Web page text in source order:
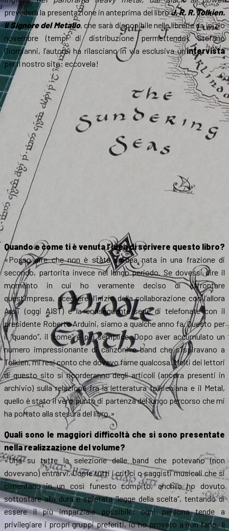
prevederà la presentazione in anteprima del libroJ. R. R. Tolkien.
Il Signore del Metallo, che sarà disponibile nelle librerie da inizio
novembre (tempi di distribuzione permettendo). Stefano
Giorgianni, l’autore, ha rilasciano in via esclusiva un’intervista
per il nostro sito: eccovela!
Quando e come ti è venuta l’idea di scrivere questo libro?
«Posso dire che non è stata un’idea nata in una frazione di
secondo, partorita invece nel lungo periodo. Se dovessi dire il
momento in cui ho veramente deciso di affrontare
quest’impresa, sceglierei l’inizio della collaborazione con l’allora
ArsT (oggi AIST) e la conseguente serie di telefonate con il
presidente Roberto Arduini, siamo a qualche anno fa. Questo per
il “quando”, il “come” è più semplice. Dopo aver accumulato un
numero impressionante di canzoni e band che s’ispiravano a
Tolkien, mi resi conto che dovevo farne qualcosa. Molti dei lettori
di questo sito si ricorderanno degli articoli (ancora presenti in
archivio) sulla relazione fra la letteratura tolkieniana e il Metal,
quello è stato il vero punto di partenza del lungo percorso che mi
ha portato alla stesura del libro.»
Quali sono le maggiori difficoltà che si sono presentate
nella realizzazione del volume?
«Una su tutte la selezione delle band che potevano (non
dovevano) entrarvi. Come tutti i critici o saggisti musicali che si
cimentano in un così funesto compito, anch’io ho dovuto
sottostare alla dura e spietata “legge della scelta”, tentando di
essere il più imparziale possibile; ogni persona tende a
privilegiare i propri gruppi preferiti, io ho provato a non farlo. Il